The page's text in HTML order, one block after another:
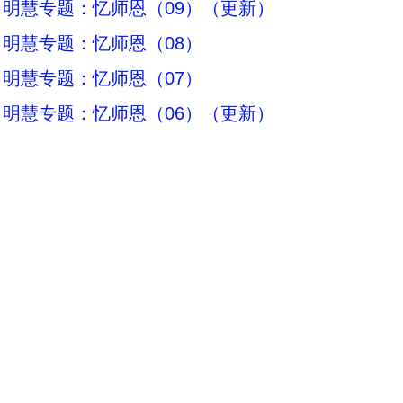
慧专题：忆师恩（09）（更新）
慧专题：忆师恩（08）
慧专题：忆师恩（07）
慧专题：忆师恩（06）（更新）